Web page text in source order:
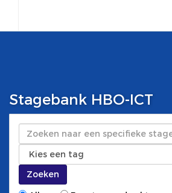
Stagebank HBO-ICT
Zoeken
Zoeken